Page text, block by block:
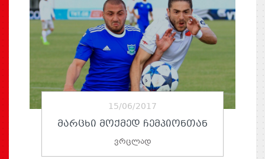
15/06/2017
ᲛᲐᲠᲪᲮᲘ ᲛᲝᲥᲛᲔᲓ ᲩᲔᲛᲞᲘᲝᲜᲗᲐᲜ
ვრცლად